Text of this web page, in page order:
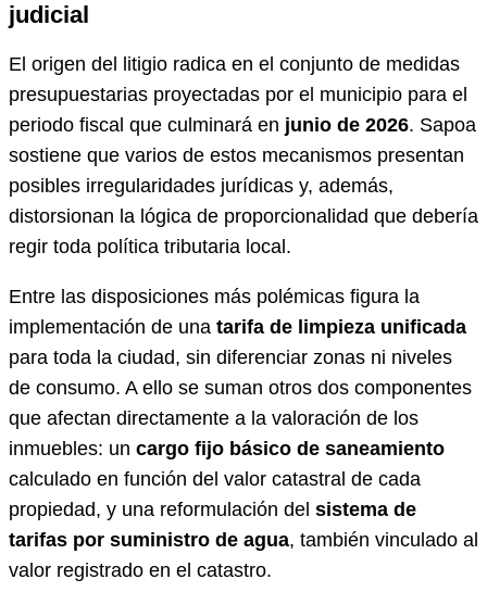
judicial
El origen del litigio radica en el conjunto de medidas
presupuestarias proyectadas por el municipio para el
periodo fiscal que culminará en junio de 2026. Sapoa
sostiene que varios de estos mecanismos presentan
posibles irregularidades jurídicas y, además,
distorsionan la lógica de proporcionalidad que debería
regir toda política tributaria local.
Entre las disposiciones más polémicas figura la
implementación de una tarifa de limpieza unificada
para toda la ciudad, sin diferenciar zonas ni niveles
de consumo. A ello se suman otros dos componentes
que afectan directamente a la valoración de los
inmuebles: un cargo fijo básico de saneamiento
calculado en función del valor catastral de cada
propiedad, y una reformulación del sistema de
tarifas por suministro de agua, también vinculado al
valor registrado en el catastro.